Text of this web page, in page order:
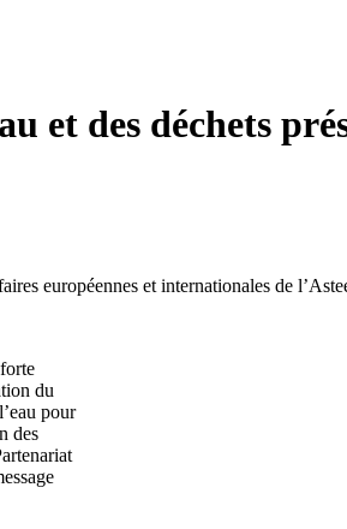
et des déchets
européennes et internationales de
du
pour
des